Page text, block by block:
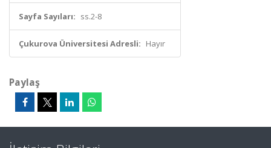
Sayfa Sayıları: ss.2-8
Çukurova Üniversitesi Adresli: Hayır
Paylaş